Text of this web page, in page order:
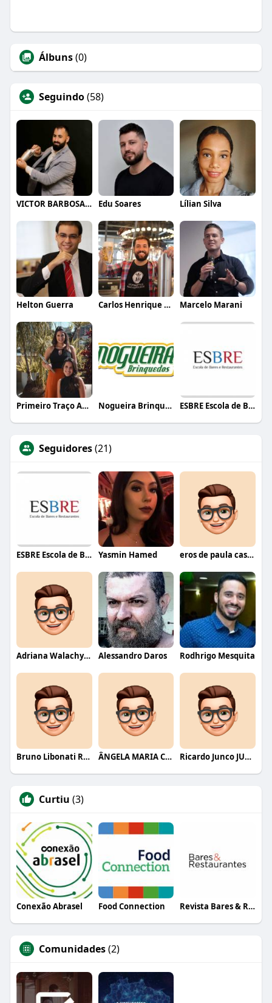
Álbuns(0)
Seguindo(58)
VICTOR BARBOSA QUARANTA Edu Soares Lílian Silva
Helton Guerra Carlos Henrique de Faria Vasconcelos Marcelo Marani
Primeiro Traço Arquitetura Nogueira Brinquedos ESBRE Escola de Bares e Restaurantes
Seguidores(21)
ESBRE Escola de Bares e Restaurantes Yasmin Hamed eros de paula castro
Adriana Walachy da Silva Alessandro Daros Rodhrigo Mesquita
Bruno Libonati Rocha ÂNGELA MARIA CAMPOS SANTANA Ricardo Junco JUNCO RUAS ALVES
Curtiu (3)
Conexão Abrasel Food Connection Revista Bares & Restaurantes
Comunidades(2)